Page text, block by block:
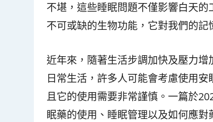
不堪，這些睡眠問題不僅影響白天
不可或缺的生物功能，它對我們的
近年來，隨著生活步調加快及壓力
日常生活，許多人可能會考慮使用
且它的使用需要非常謹慎。一篇於
眠藥的使用、睡眠管理以及如何應